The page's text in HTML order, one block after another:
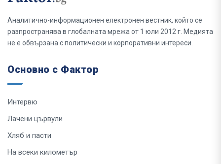
Аналитично-информационен електронен вестник, който се
разпространява в глобалната мрежа от 1 юли 2012 г. Медията
не е обвързана с политически и корпоративни интереси.
Основно с Фактор
Интервю
Лачени цървули
Хляб и пасти
На всеки километър